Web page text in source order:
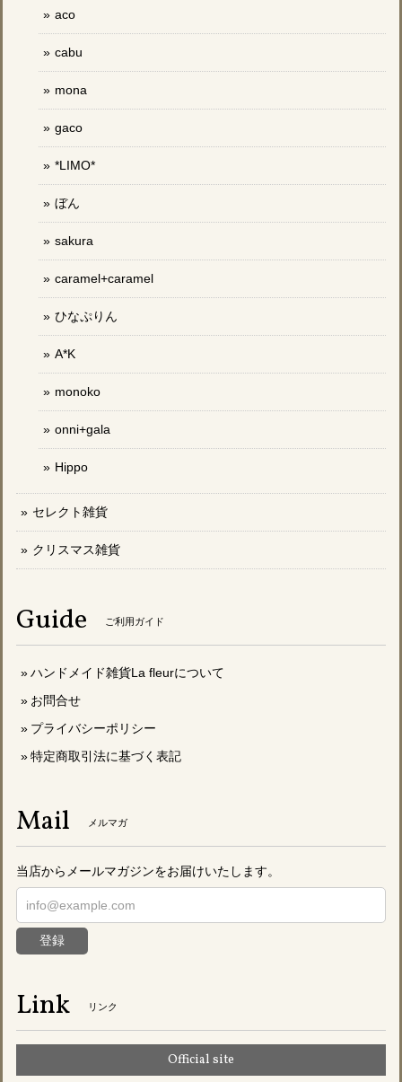
aco
cabu
mona
gaco
*LIMO*
ぼん
sakura
caramel+caramel
ひなぷりん
A*K
monoko
onni+gala
Hippo
セレクト雑貨
クリスマス雑貨
Guide ご利用ガイド
ハンドメイド雑貨La fleurについて
お問合せ
プライバシーポリシー
特定商取引法に基づく表記
Mail メルマガ
当店からメールマガジンをお届けいたします。
登録
Link リンク
Official site